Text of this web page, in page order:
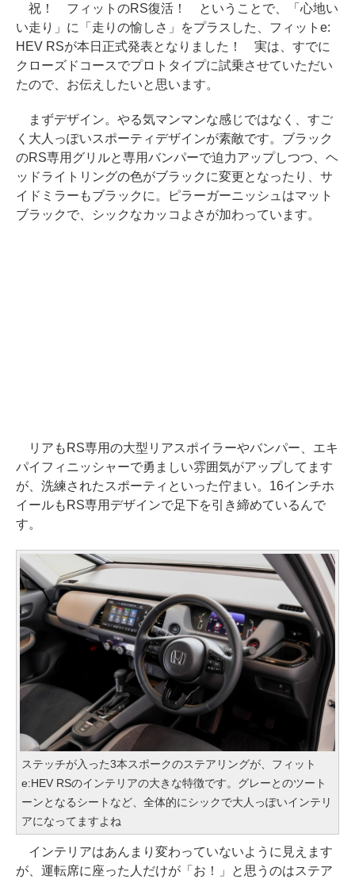
祝！ フィットのRS復活！ ということで、「心地い
い走り」に「走りの愉しさ」をプラスした、フィットe:
HEV RSが本日正式発表となりました！ 実は、すでに
クローズドコースでプロトタイプに試乗させていただい
たので、お伝えしたいと思います。
まずデザイン。やる気マンマンな感じではなく、すご
く大人っぽいスポーティデザインが素敵です。ブラック
のRS専用グリルと専用バンパーで迫力アップしつつ、ヘ
ッドライトリングの色がブラックに変更となったり、サ
イドミラーもブラックに。ピラーガーニッシュはマット
ブラックで、シックなカッコよさが加わっています。
リアもRS専用の大型リアスポイラーやバンパー、エキ
パイフィニッシャーで勇ましい雰囲気がアップしてます
が、洗練されたスポーティといった佇まい。16インチホ
イールもRS専用デザインで足下を引き締めているんで
す。
ステッチが入った3本スポークのステアリングが、フィット
e:HEV RSのインテリアの大きな特徴です。グレーとのツート
ーンとなるシートなど、全体的にシックで大人っぽいインテリ
アになってますよね
インテリアはあんまり変わっていないように見えます
が、運転席に座った人だけが「お！」と思うのはステア